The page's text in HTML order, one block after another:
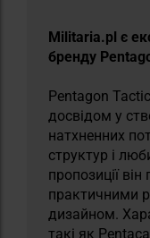
Militaria.pl є
бренду
Pentagon
досвідом у
натхненних
структур і
пропозиції
практичними
дизайном.
такі як